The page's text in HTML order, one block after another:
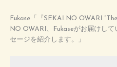
Fukase「『SEKAI NO OWARI
NO OWARI、Fukaseがお届けし
セージを紹介します。」